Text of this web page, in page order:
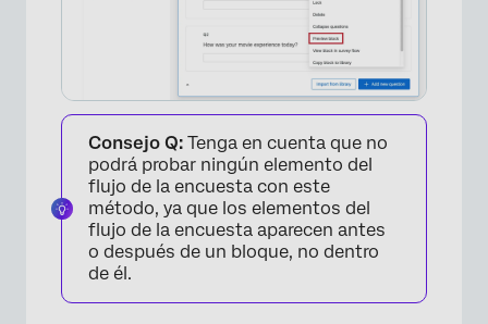
Consejo Q: Tenga en cuenta que no
podrá probar ningún elemento del
flujo de la encuesta con este
método, ya que los elementos del
flujo de la encuesta aparecen antes
o después de un bloque, no dentro
de él.